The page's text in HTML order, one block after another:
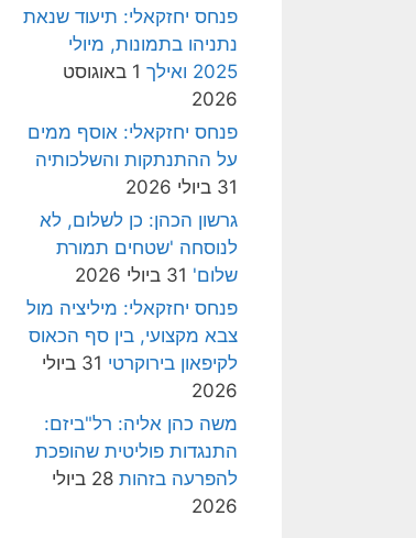
פנחס יחזקאלי: תיעוד שנאת
נתניהו בתמונות, מיולי
2025 ואילך
1 באוגוסט
2026
פנחס יחזקאלי: אוסף ממים
על ההתנתקות והשלכותיה
31 ביולי 2026
גרשון הכהן: כן לשלום, לא
לנוסחה 'שטחים תמורת
שלום' 31 ביולי 2026
פנחס יחזקאלי: מיליציה מול
צבא מקצועי, בין סף הכאוס
לקיפאון בירוקרטי
31 ביולי
2026
משה כהן אליה: רל"ביזם:
התנגדות פוליטית שהופכת
להפרעה בזהות
28 ביולי
2026